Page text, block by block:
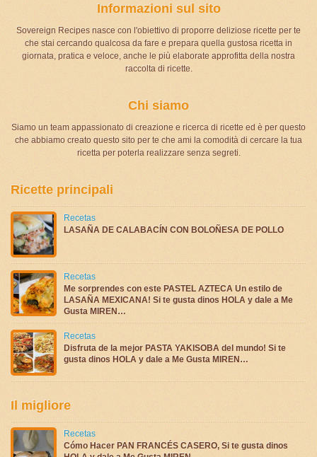
Informazioni sul sito
Sovereign Recipes nasce con l'obiettivo di proporre deliziose ricette per te
che stai cercando qualcosa da fare e prepara quella gustosa ricetta in
giornata, pratica e veloce, anche le più elaborate approfitta della nostra
raccolta di ricette.
Chi siamo
Siamo un team appassionato di creazione e ricerca di ricette ed è per questo
che abbiamo creato questo sito per te che ami la comodità di cercare la tua
ricetta per poterla realizzare senza segreti.
Ricette principali
Recetas
LASAÑA DE CALABACÍN CON BOLOÑESA DE POLLO
Recetas
Me sorprendes con este PASTEL AZTECA Un estilo de
LASAÑA MEXICANA! Si te gusta dinos HOLA y dale a Me
Gusta MIREN…
Recetas
Disfruta de la mejor PASTA YAKISOBA del mundo! Si te
gusta dinos HOLA y dale a Me Gusta MIREN…
Il migliore
Recetas
Cómo Hacer PAN FRANCÉS CASERO, Si te gusta dinos